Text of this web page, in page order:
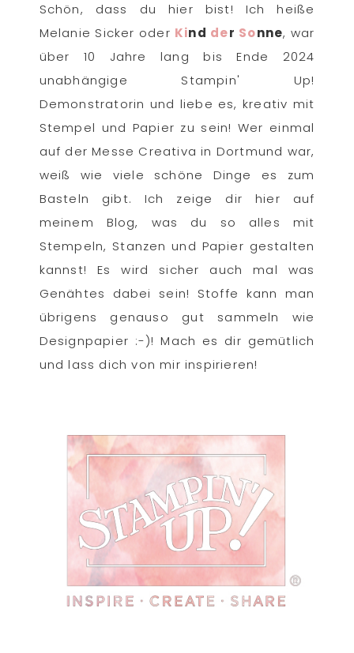
Schön, dass du hier bist! Ich heiße
Melanie Sicker oder Kind der Sonne, war
über 10 Jahre lang bis Ende 2024
unabhängige Stampin' Up!
Demonstratorin und liebe es, kreativ mit
Stempel und Papier zu sein! Wer einmal
auf der Messe Creativa in Dortmund war,
weiß wie viele schöne Dinge es zum
Basteln gibt. Ich zeige dir hier auf
meinem Blog, was du so alles mit
Stempeln, Stanzen und Papier gestalten
kannst! Es wird sicher auch mal was
Genähtes dabei sein! Stoffe kann man
übrigens genauso gut sammeln wie
Designpapier :-)! Mach es dir gemütlich
und lass dich von mir inspirieren!